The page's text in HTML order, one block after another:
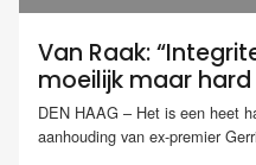
Van Raak:
moeilijk maar hard
DEN HAAG – Het is een heet
aanhouding van ex-premier